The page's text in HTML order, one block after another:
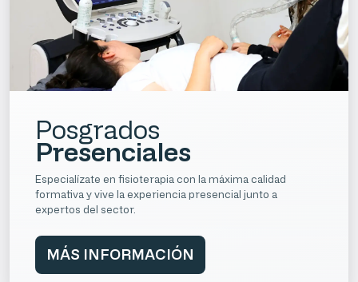
Posgrados
Presenciales
Especialízate en fisioterapia con la máxima calidad
formativa y vive la experiencia presencial junto a
expertos del sector.
MÁS INFORMACIÓN